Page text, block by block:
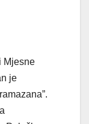
Mjesne
je